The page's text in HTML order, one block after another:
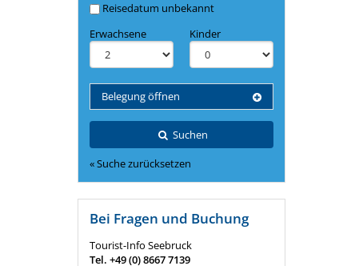
Reisedatum unbekannt
Erwachsene
Kinder
Belegung öffnen
Suchen
« Suche zurücksetzen
Bei Fragen und Buchung
Tourist-Info Seebruck
Tel. +49 (0) 8667 7139